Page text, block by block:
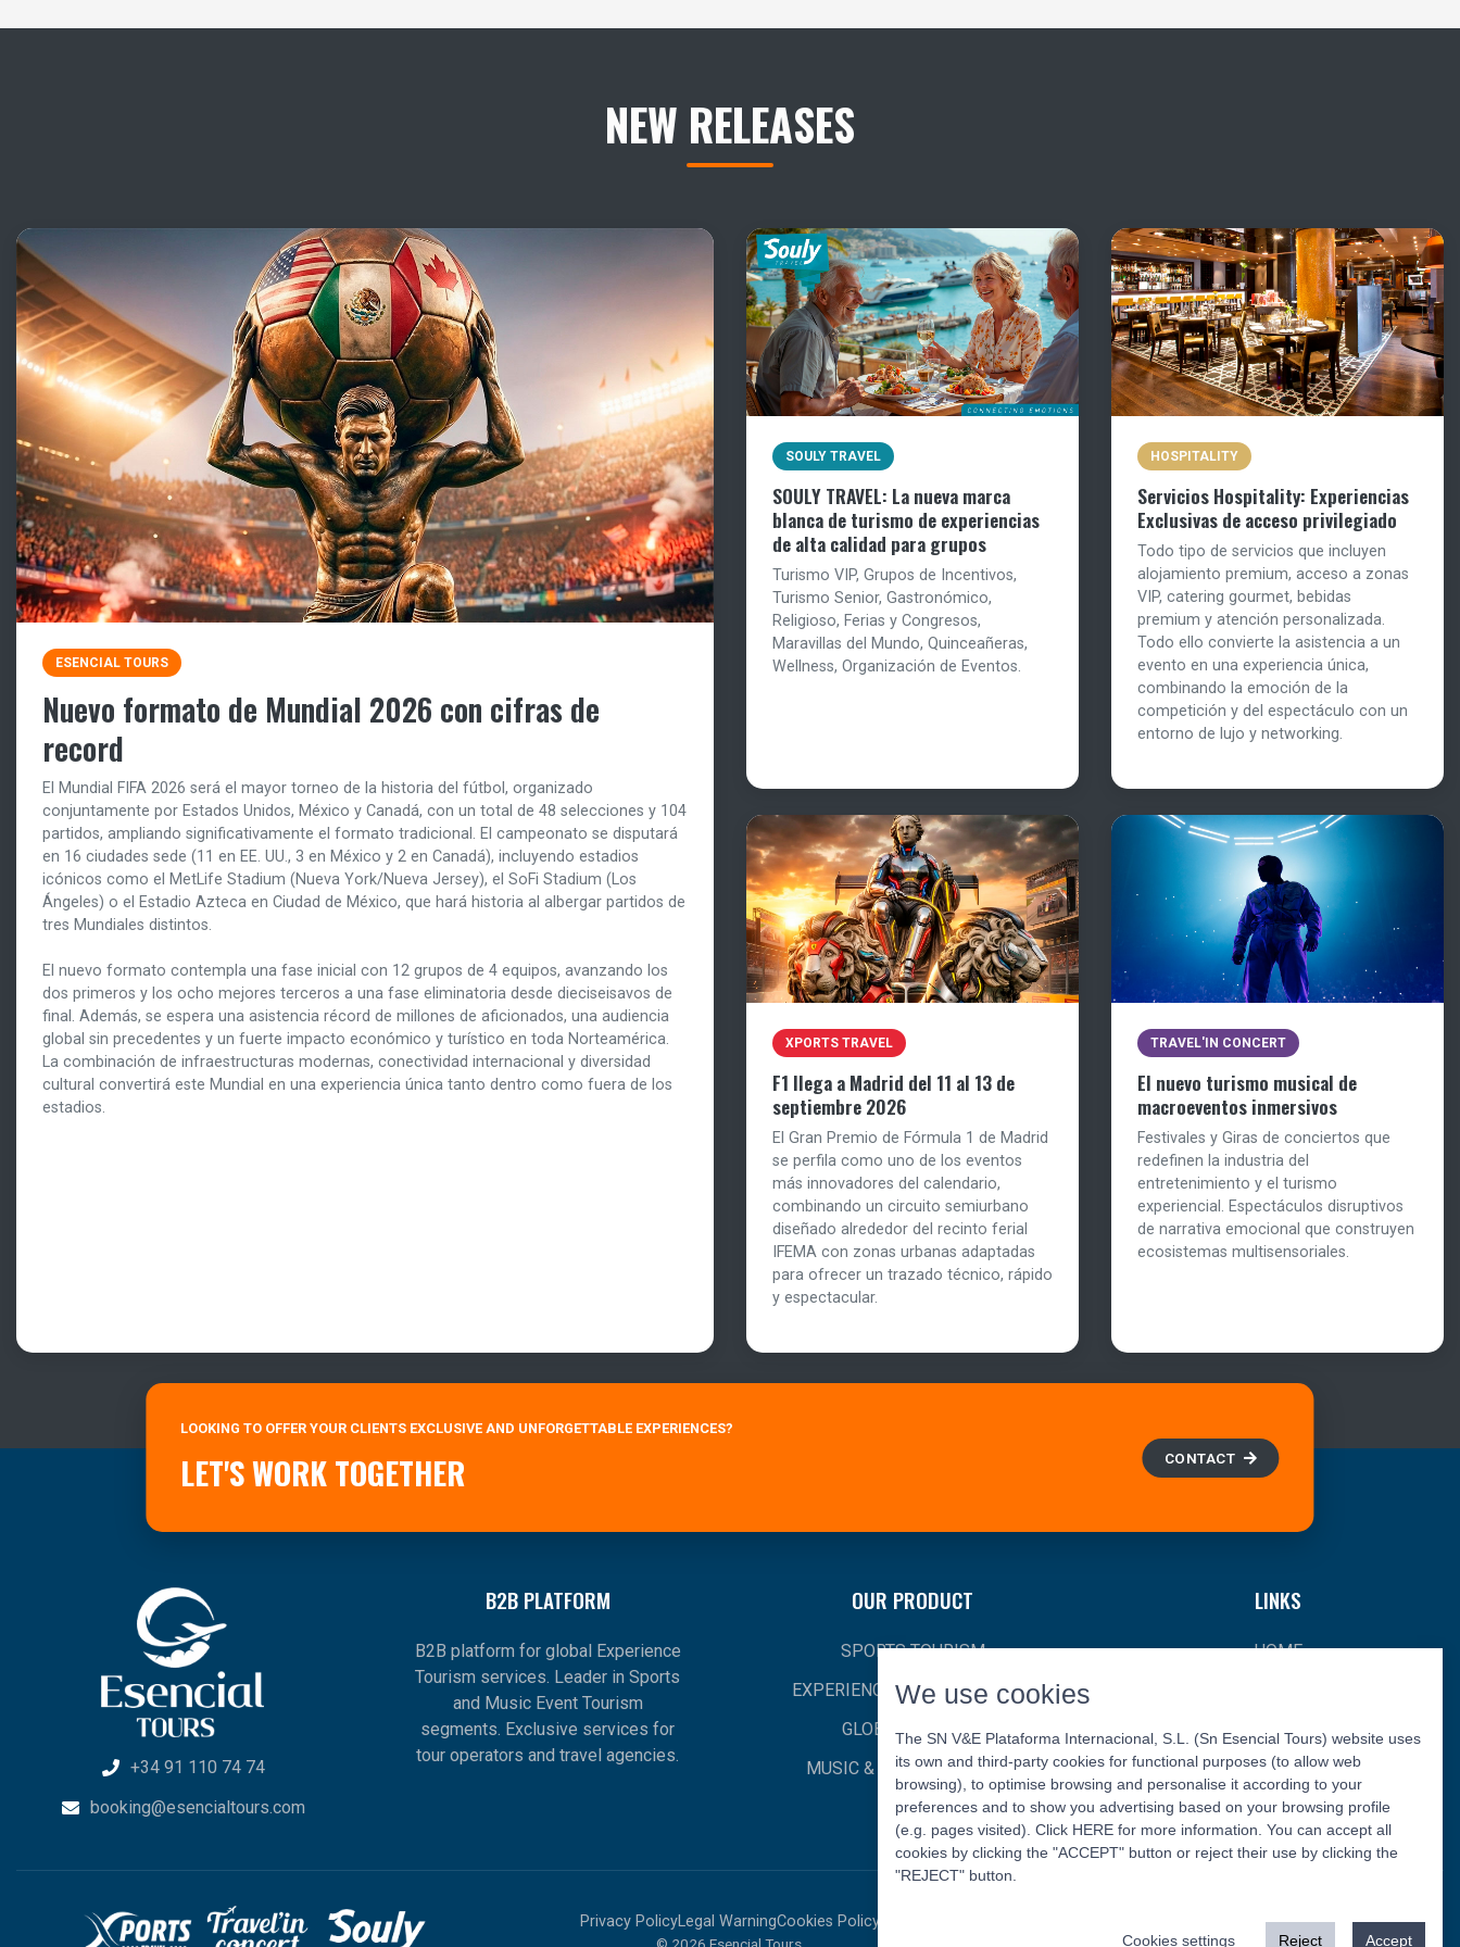
NEW RELEASES
ESENCIAL TOURS
Nuevo formato de Mundial 2026 con cifras de
record
El Mundial FIFA 2026 será el mayor torneo de la historia del fútbol, organizado
conjuntamente por Estados Unidos, México y Canadá, con un total de 48 selecciones y 104
partidos, ampliando significativamente el formato tradicional. El campeonato se disputará
en 16 ciudades sede (11 en EE. UU., 3 en México y 2 en Canadá), incluyendo estadios
icónicos como el MetLife Stadium (Nueva York/Nueva Jersey), el SoFi Stadium (Los
Ángeles) o el Estadio Azteca en Ciudad de México, que hará historia al albergar partidos de
tres Mundiales distintos.
El nuevo formato contempla una fase inicial con 12 grupos de 4 equipos, avanzando los
dos primeros y los ocho mejores terceros a una fase eliminatoria desde dieciseisavos de
final. Además, se espera una asistencia récord de millones de aficionados, una audiencia
global sin precedentes y un fuerte impacto económico y turístico en toda Norteamérica.
La combinación de infraestructuras modernas, conectividad internacional y diversidad
cultural convertirá este Mundial en una experiencia única tanto dentro como fuera de los
estadios.
SOULY TRAVEL
SOULY TRAVEL: La nueva marca
blanca de turismo de experiencias
de alta calidad para grupos
Turismo VIP, Grupos de Incentivos,
Turismo Senior, Gastronómico,
Religioso, Ferias y Congresos,
Maravillas del Mundo, Quinceañeras,
Wellness, Organización de Eventos.
HOSPITALITY
Servicios Hospitality: Experiencias
Exclusivas de acceso privilegiado
Todo tipo de servicios que incluyen
alojamiento premium, acceso a zonas
VIP, catering gourmet, bebidas
premium y atención personalizada.
Todo ello convierte la asistencia a un
evento en una experiencia única,
combinando la emoción de la
competición y del espectáculo con un
entorno de lujo y networking.
XPORTS TRAVEL
F1 llega a Madrid del 11 al 13 de
septiembre 2026
El Gran Premio de Fórmula 1 de Madrid
se perfila como uno de los eventos
más innovadores del calendario,
combinando un circuito semiurbano
diseñado alrededor del recinto ferial
IFEMA con zonas urbanas adaptadas
para ofrecer un trazado técnico, rápido
y espectacular.
TRAVEL'IN CONCERT
El nuevo turismo musical de
macroeventos inmersivos
Festivales y Giras de conciertos que
redefinen la industria del
entretenimiento y el turismo
experiencial. Espectáculos disruptivos
de narrativa emocional que construyen
ecosistemas multisensoriales.
LOOKING TO OFFER YOUR CLIENTS EXCLUSIVE AND UNFORGETTABLE EXPERIENCES?
LET'S WORK TOGETHER CONTACT
+34 91 110 74 74
booking@esencialtours.com
B2B PLATFORM
B2B platform for global Experience
Tourism services. Leader in Sports
and Music Event Tourism
segments. Exclusive services for
tour operators and travel agencies.
OUR PRODUCT
SPORTS TOURISM
EXPERIENCE-BASED TOURISM
GLOBAL TOURISM
MUSIC & SHOWS TOURISM
LINKS
HOME
CONTACT
Privacy PolicyLegal WarningCookies Policy Follow us:
We use cookies
The SN V&E Plataforma Internacional, S.L. (Sn Esencial Tours) website uses
its own and third-party cookies for functional purposes (to allow web
browsing), to optimise browsing and personalise it according to your
preferences and to show you advertising based on your browsing profile
(e.g. pages visited). Click HERE for more information. You can accept all
cookies by clicking the "ACCEPT" button or reject their use by clicking the
"REJECT" button.
Cookies settings Reject Accept